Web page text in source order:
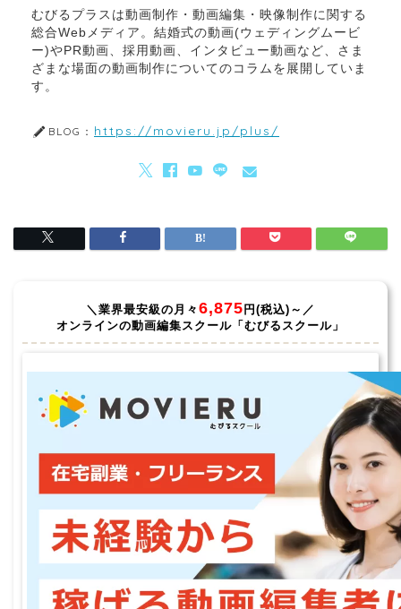
むびるプラスは動画制作・動画編集・映像制作に関する
総合Webメディア。結婚式の動画(ウェディングムービ
ー)やPR動画、採用動画、インタビュー動画など、さま
ざまな場面の動画制作についてのコラムを展開していま
す。
BLOG： https://movieru.jp/plus/
＼業界最安級の月々 6,875 円(税込)～／
オンラインの動画編集スクール「むびるスクール」